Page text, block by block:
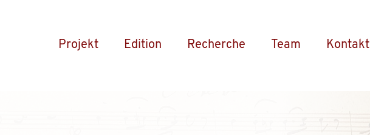
Projekt Edition Recherche Team Kontakt